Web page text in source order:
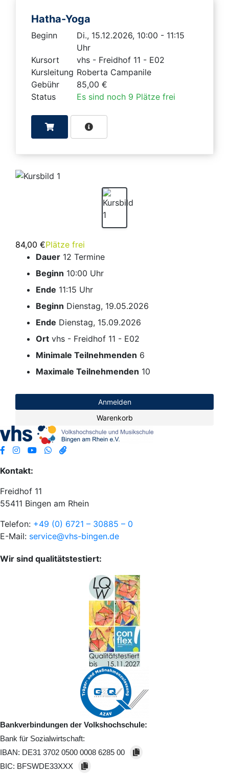
Hatha-Yoga
Beginn
Di., 15.12.2026, 10:00 - 11:15
Uhr
Kursort
vhs - Freidhof 11 - E02
Kursleitung Roberta Campanile
Gebühr
85,00 €
Status
Es sind noch 9 Plätze frei
84,00 €Plätze frei
Dauer 12 Termine
Beginn 10:00 Uhr
Ende 11:15 Uhr
Beginn Dienstag, 19.05.2026
Ende Dienstag, 15.09.2026
Ort vhs - Freidhof 11 - E02
Minimale Teilnehmenden 6
Maximale Teilnehmenden 10
Anmelden
Warenkorb
Kontakt:
Freidhof 11
55411 Bingen am Rhein
Telefon: +49 (0) 6721 – 30885 – 0
E-Mail: service@vhs-bingen.de
Wir sind qualitätstestiert:
Bankverbindungen der Volkshochschule:
Bank für Sozialwirtschaft:
IBAN: DE31 3702 0500 0008 6285 00
BIC: BFSWDE33XXX